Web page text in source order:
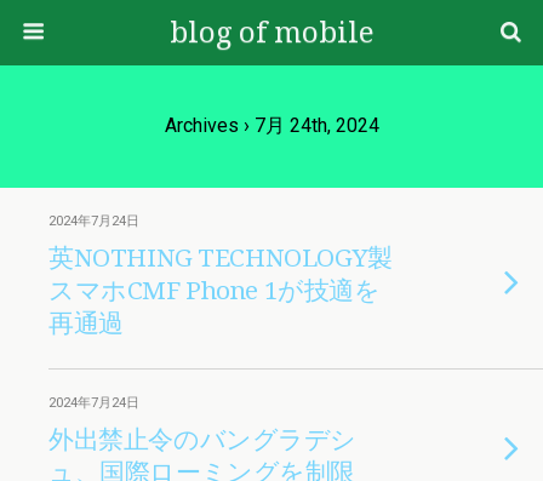
blog of mobile
Archives › 7月 24th, 2024
2024年7月24日
英NOTHING TECHNOLOGY製
スマホCMF Phone 1が技適を
再通過
2024年7月24日
外出禁止令のバングラデシ
ュ、国際ローミングを制限